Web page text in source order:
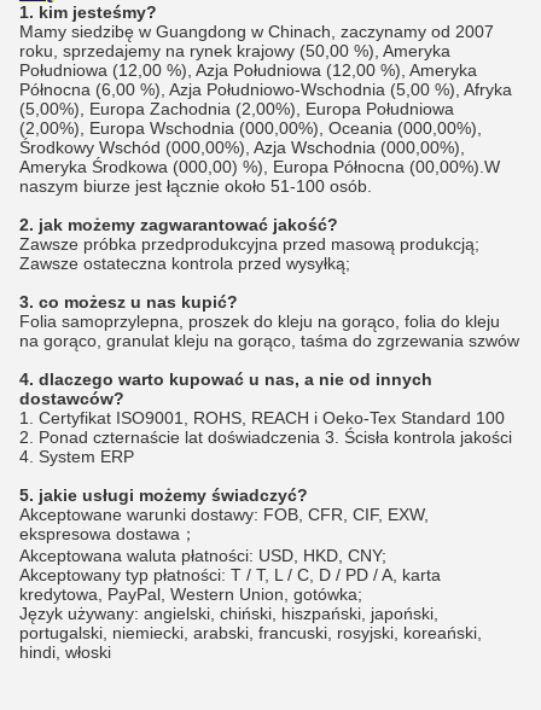
1. kim jesteśmy?
Mamy siedzibę w Guangdong w Chinach, zaczynamy od 2007
roku, sprzedajemy na rynek krajowy (50,00 %), Ameryka
Południowa (12,00 %), Azja Południowa (12,00 %), Ameryka
Północna (6,00 %), Azja Południowo-Wschodnia (5,00 %), Afryka
(5,00%), Europa Zachodnia (2,00%), Europa Południowa
(2,00%), Europa Wschodnia (000,00%), Oceania (000,00%),
Środkowy Wschód (000,00%), Azja Wschodnia (000,00%),
Ameryka Środkowa (000,00) %), Europa Północna (00,00%).W
naszym biurze jest łącznie około 51-100 osób.
2. jak możemy zagwarantować jakość?
Zawsze próbka przedprodukcyjna przed masową produkcją;
Zawsze ostateczna kontrola przed wysyłką;
3. co możesz u nas kupić?
Folia samoprzylepna, proszek do kleju na gorąco, folia do kleju
na gorąco, granulat kleju na gorąco, taśma do zgrzewania szwów
4. dlaczego warto kupować u nas, a nie od innych
dostawców?
1. Certyfikat ISO9001, ROHS, REACH i Oeko-Tex Standard 100
2. Ponad czternaście lat doświadczenia 3. Ścisła kontrola jakości
4. System ERP
5. jakie usługi możemy świadczyć?
Akceptowane warunki dostawy: FOB, CFR, CIF, EXW,
ekspresowa dostawa；
Akceptowana waluta płatności: USD, HKD, CNY;
Akceptowany typ płatności: T / T, L / C, D / PD / A, karta
kredytowa, PayPal, Western Union, gotówka;
Język używany: angielski, chiński, hiszpański, japoński,
portugalski, niemiecki, arabski, francuski, rosyjski, koreański,
hindi, włoski